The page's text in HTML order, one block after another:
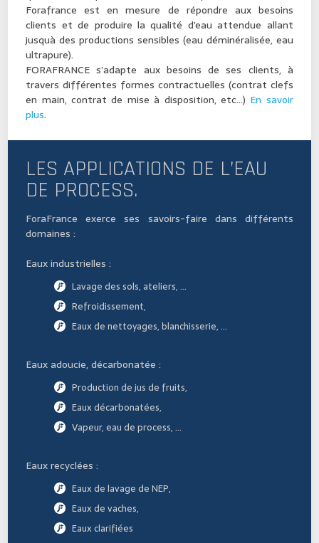
Forafrance est en mesure de répondre aux besoins
clients et de produire la qualité d’eau attendue allant
jusquà des productions sensibles (eau déminéralisée, eau
ultrapure).
FORAFRANCE s’adapte aux besoins de ses clients, à
travers différentes formes contractuelles (contrat clefs
en main, contrat de mise à disposition, etc…) En savoir
plus.
LES APPLICATIONS DE L’EAU
DE PROCESS.
ForaFrance exerce ses savoirs-faire dans différents
domaines :
Eaux industrielles :
Lavage des sols, ateliers, …
Refroidissement,
Eaux de nettoyages, blanchisserie, …
Eaux adoucie, décarbonatée :
Production de jus de fruits,
Eaux décarbonatées,
Vapeur, eau de process, …
Eaux recyclées :
Eaux de lavage de NEP,
Eaux de vaches,
Eaux clarifiées